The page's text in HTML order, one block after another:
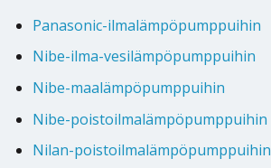
Panasonic-ilmalämpöpumppuihin
Nibe-ilma-vesilämpöpumppuihin
Nibe-maalämpöpumppuihin
Nibe-poistoilmalämpöpumppuihin
Nilan-poistoilmalämpöpumppuihin